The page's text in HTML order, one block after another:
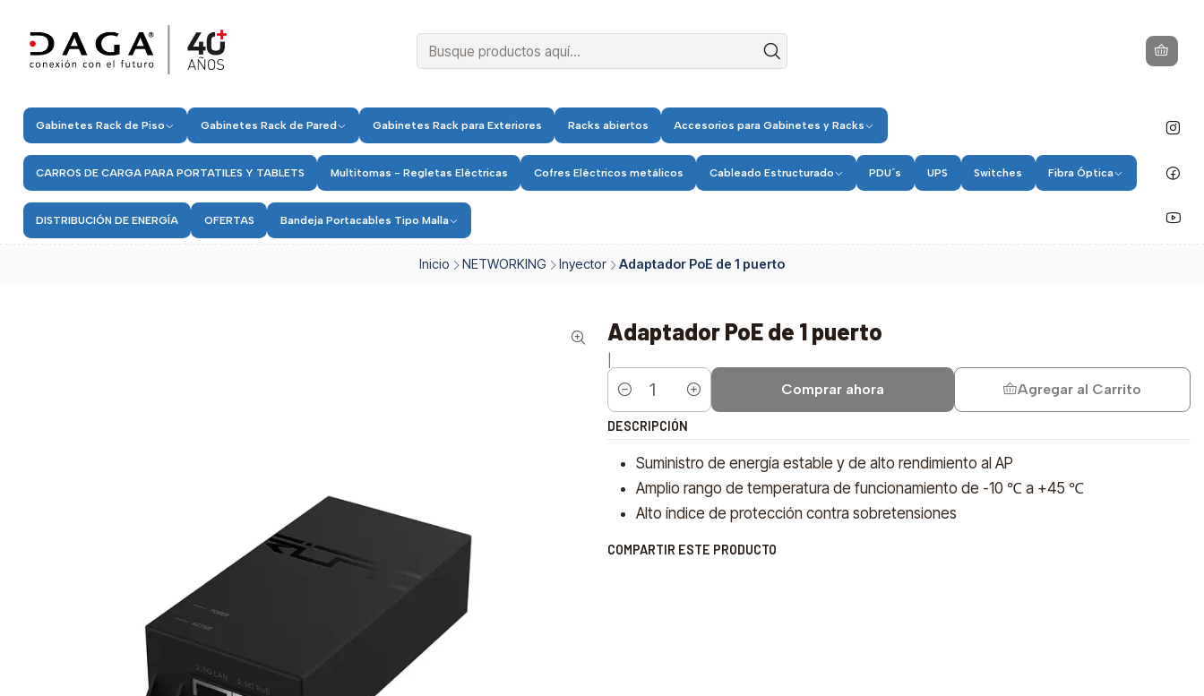
Gabinetes Rack de Piso Gabinetes Rack de Pared Gabinetes Rack para Exteriores Racks abiertos Accesorios para Gabinetes y Racks
CARROS DE CARGA PARA PORTATILES Y TABLETS Multitomas - Regletas Eléctricas Cofres Eléctricos metálicos Cableado Estructurado PDU´s UPS Switches Fibra Óptica
DISTRIBUCIÓN DE ENERGÍA OFERTAS Bandeja Portacables Tipo Malla
Inicio NETWORKING Inyector Adaptador PoE de 1 puerto
Adaptador PoE de 1 puerto
Cantidad
Agregar al Carrito
Comprar ahora
DESCRIPCIÓN
Suministro de energía estable y de alto rendimiento al AP
Amplio rango de temperatura de funcionamiento de -10 ℃ a +45 ℃
Alto índice de protección contra sobretensiones
COMPARTIR ESTE PRODUCTO